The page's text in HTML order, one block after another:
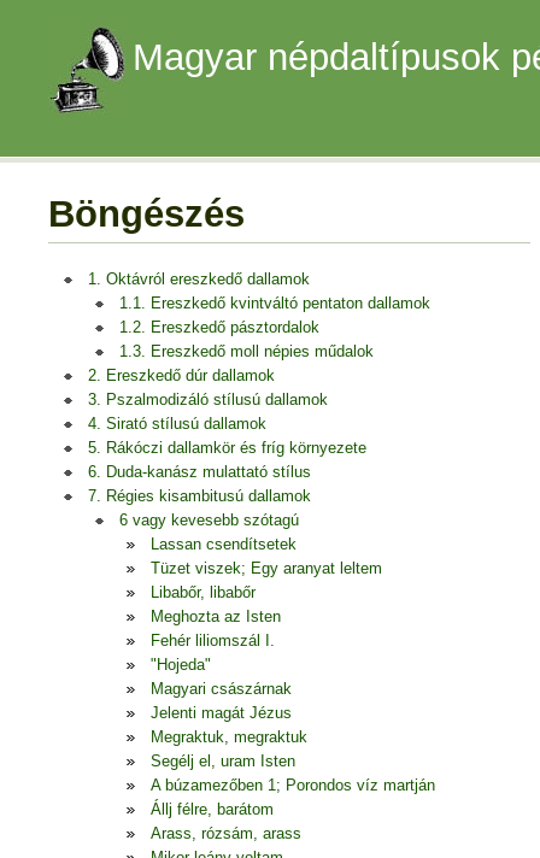
Magyar népdaltípusok
Böngészés
1. Oktávról ereszkedő dallamok
1.1. Ereszkedő kvintváltó pentaton dallamok
1.2. Ereszkedő pásztordalok
1.3. Ereszkedő moll népies műdalok
2. Ereszkedő dúr dallamok
3. Pszalmodizáló stílusú dallamok
4. Sirató stílusú dallamok
5. Rákóczi dallamkör és fríg környezete
6. Duda-kanász mulattató stílus
7. Régies kisambitusú dallamok
6 vagy kevesebb szótagú
Lassan csendítsetek
Tüzet viszek; Egy aranyat leltem
Libabőr, libabőr
Meghozta az Isten
Fehér liliomszál I.
"Hojeda"
Magyari császárnak
Jelenti magát Jézus
Megraktuk, megraktuk
Segélj el, uram Isten
A búzamezőben 1; Porondos víz martján
Állj félre, barátom
Arass, rózsám, arass